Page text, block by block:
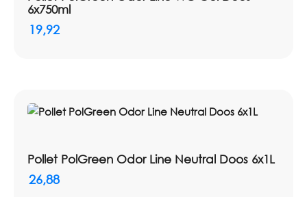
6x750ml
19,92
Pollet PolGreen Odor Line Neutral Doos 6x1L
26,88